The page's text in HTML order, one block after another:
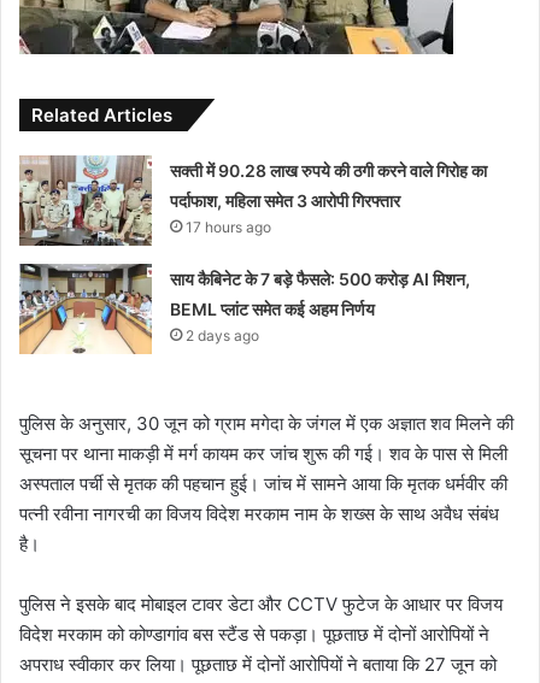
Related Articles
सक्ती में 90.28 लाख रुपये की ठगी करने वाले गिरोह का
पर्दाफाश, महिला समेत 3 आरोपी गिरफ्तार
17 hours ago
साय कैबिनेट के 7 बड़े फैसले: 500 करोड़ AI मिशन,
BEML प्लांट समेत कई अहम निर्णय
2 days ago
पुलिस के अनुसार, 30 जून को ग्राम मगेदा के जंगल में एक अज्ञात शव मिलने की
सूचना पर थाना माकड़ी में मर्ग कायम कर जांच शुरू की गई। शव के पास से मिली
अस्पताल पर्ची से मृतक की पहचान हुई। जांच में सामने आया कि मृतक धर्मवीर की
पत्नी रवीना नागरची का विजय विदेश मरकाम नाम के शख्स के साथ अवैध संबंध
है।
पुलिस ने इसके बाद मोबाइल टावर डेटा और CCTV फुटेज के आधार पर विजय
विदेश मरकाम को कोण्डागांव बस स्टैंड से पकड़ा। पूछताछ में दोनों आरोपियों ने
अपराध स्वीकार कर लिया। पूछताछ में दोनों आरोपियों ने बताया कि 27 जून को